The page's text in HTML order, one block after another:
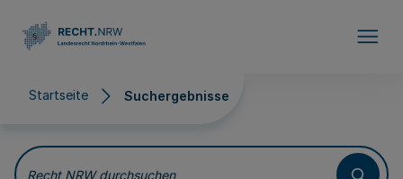
Startseite Suchergebnisse
Suchergebnisse